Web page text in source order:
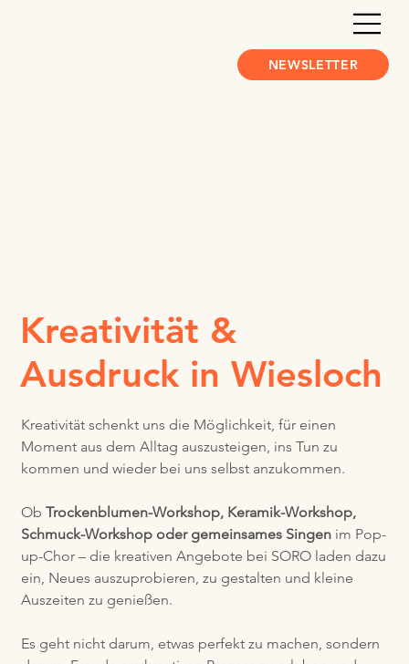
NEWSLETTER
Kreativität &
Ausdruck in Wiesloch
Kreativität schenkt uns die Möglichkeit, für einen
Moment aus dem Alltag auszusteigen, ins Tun zu
kommen und wieder bei uns selbst anzukommen.
Ob Trockenblumen-Workshop, Keramik-Workshop,
Schmuck-Workshop oder gemeinsames Singenim Pop-
up-Chor – die kreativen Angebote bei SORO laden dazu
ein, Neues auszuprobieren, zu gestalten und kleine
Auszeiten zu genießen.
Es geht nicht darum, etwas perfekt zu machen, sondern